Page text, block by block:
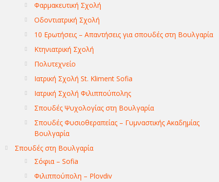
Φαρμακευτική Σχολή
Οδοντιατρική Σχολή
10 Ερωτήσεις – Απαντήσεις για σπουδές στη Βουλγαρία
Κτηνιατρική Σχολή
Πολυτεχνείο
Ιατρική Σχολή St. Kliment Sofia
Ιατρική Σχολή Φιλιππούπολης
Σπουδές Ψυχολογίας στη Βουλγαρία
Σπουδές Φυσιοθεραπείας – Γυμναστικής Ακαδημίας
Βουλγαρία
Σπουδές στη Βουλγαρία
Σόφια – Sofia
Φιλιππούπολη – Plovdiv